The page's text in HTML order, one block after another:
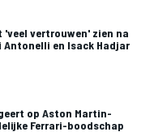
'veel vertrouwen' zien na
Antonelli en Isack Hadjar
op Aston Martin-
Ferrari-boodschap